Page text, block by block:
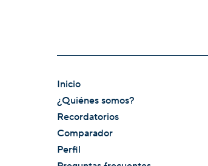
Inicio
¿Quiénes somos?
Recordatorios
Comparador
Perfil